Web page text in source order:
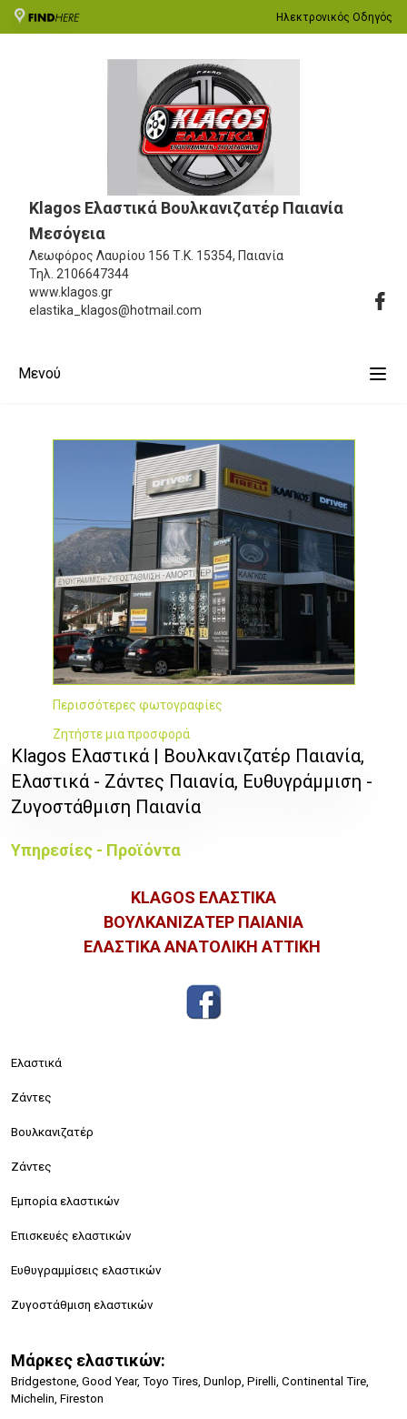
Ηλεκτρονικός Οδηγός
Klagos Ελαστικά Βουλκανιζατέρ Παιανία
Μεσόγεια
Λεωφόρος Λαυρίου 156 Τ.Κ. 15354, Παιανία
Τηλ. 2106647344
www.klagos.gr
elastika_klagos@hotmail.com
Μενού
Περισσότερες φωτογραφίες
Ζητήστε μια προσφορά
Klagos Ελαστικά | Βουλκανιζατέρ Παιανία,
Ελαστικά - Ζάντες Παιανία, Ευθυγράμμιση -
Ζυγοστάθμιση Παιανία
Υπηρεσίες - Προϊόντα
KLAGOS ΕΛΑΣΤΙΚΑ
ΒΟΥΛΚΑΝΙΖΑΤΕΡ ΠΑΙΑΝΙΑ
ΕΛΑΣΤΙΚΑ ΑΝΑΤΟΛΙΚΗ ΑΤΤΙΚΗ
Ελαστικά
Ζάντες
Βουλκανιζατέρ
Ζάντες
Εμπορία ελαστικών
Επισκευές ελαστικών
Ευθυγραμμίσεις ελαστικών
Ζυγοστάθμιση ελαστικών
Μάρκες ελαστικών:
Bridgestone, Good Year, Toyo Tires, Dunlop, Pirelli, Continental Tire,
Michelin, Fireston